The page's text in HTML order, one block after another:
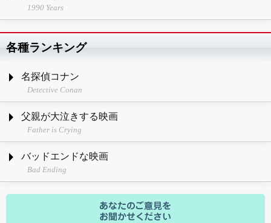
1990 Years
各種ランキング
名探偵コナン
Detective Conan
父親が大泣きする映画
Father is Crying
バッドエンドな映画
Bad Ending